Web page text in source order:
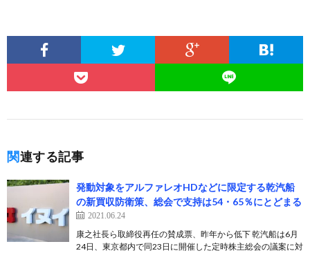
関連する記事
発動対象をアルファレオHDなどに限定する乾汽船
の新買収防衛策、総会で支持は54・65％にとどまる
2021.06.24
康之社長ら取締役再任の賛成票、昨年から低下 乾汽船は6月
24日、東京都内で同23日に開催した定時株主総会の議案に対